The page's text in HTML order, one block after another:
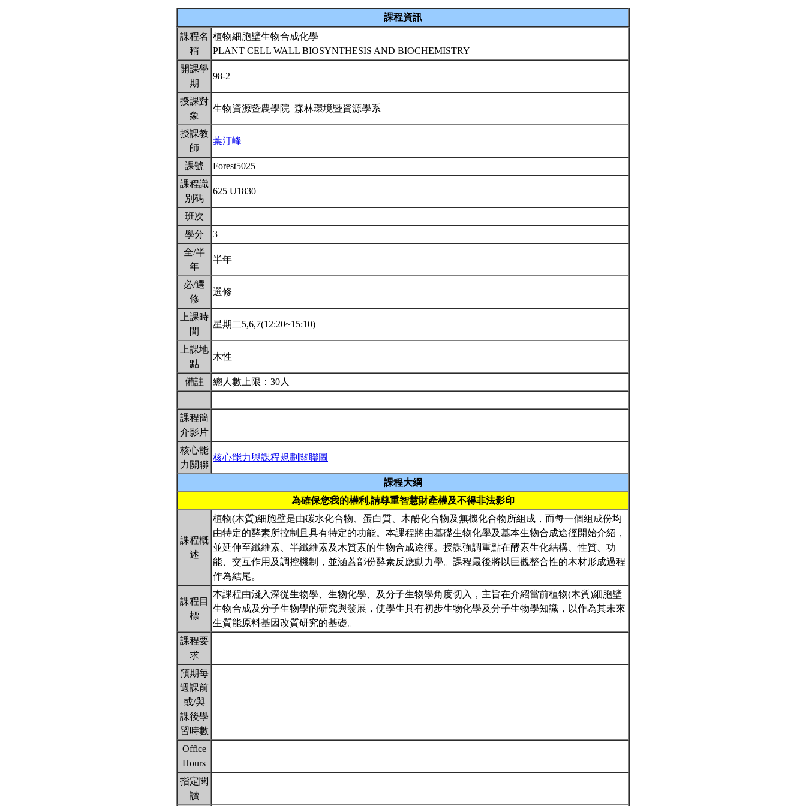
課程資訊
課程名
稱
植物細胞壁生物合成化學
PLANT CELL WALL BIOSYNTHESIS AND BIOCHEMISTRY
開課學
期
98-2
授課對
象
生物資源暨農學院 森林環境暨資源學系
授課教
師
葉汀峰
課號
Forest5025
課程識
別碼
625 U1830
班次
學分
3
全/半
年
半年
必/選
修
選修
上課時
間
星期二5,6,7(12:20~15:10)
上課地
點
木性
備註 總人數上限：30人
課程簡
介影片
核心能
力關聯
核心能力與課程規劃關聯圖
課程大綱
為確保您我的權利,請尊重智慧財產權及不得非法影印
課程概
述
植物(木質)細胞壁是由碳水化合物、蛋白質、木酚化合物及無機化合物所組成，而每一個組成份均
由特定的酵素所控制且具有特定的功能。本課程將由基礎生物化學及基本生物合成途徑開始介紹，
並延伸至纖維素、半纖維素及木質素的生物合成途徑。授課強調重點在酵素生化結構、性質、功
能、交互作用及調控機制，並涵蓋部份酵素反應動力學。課程最後將以巨觀整合性的木材形成過程
作為結尾。
課程目
標
本課程由淺入深從生物學、生物化學、及分子生物學角度切入，主旨在介紹當前植物(木質)細胞壁
生物合成及分子生物學的研究與發展，使學生具有初步生物化學及分子生物學知識，以作為其未來
生質能原料基因改質研究的基礎。
課程要
求
預期每
週課前
或/與
課後學
習時數
Office
Hours
指定閱
讀